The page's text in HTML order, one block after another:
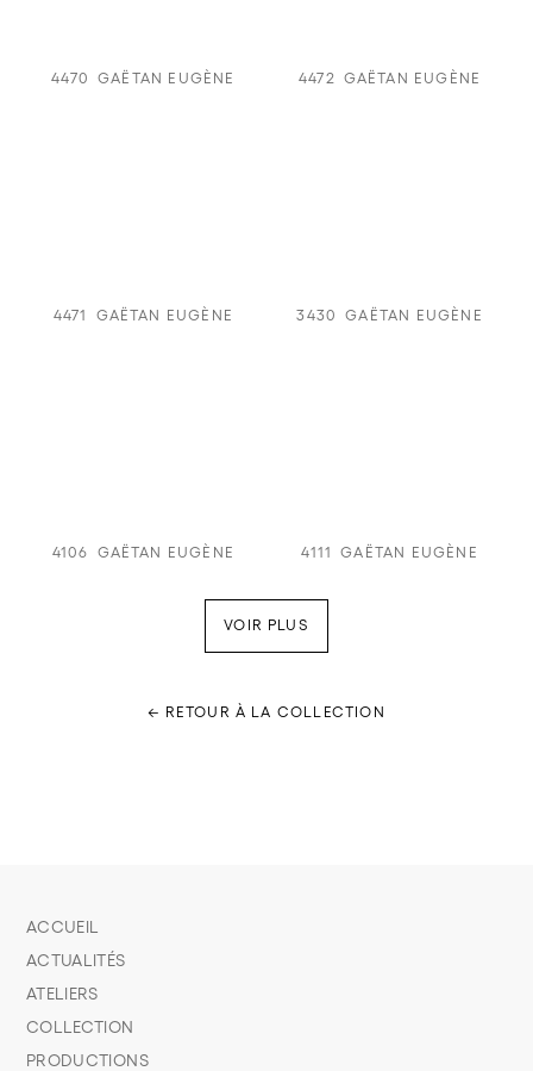
4470 GAËTAN EUGÈNE 4472 GAËTAN EUGÈNE
4471 GAËTAN EUGÈNE 3430 GAËTAN EUGÈNE
4106 GAËTAN EUGÈNE 4111 GAËTAN EUGÈNE
VOIR PLUS
← RETOUR À LA COLLECTION
ACCUEIL
ACTUALITÉS
ATELIERS
COLLECTION
PRODUCTIONS